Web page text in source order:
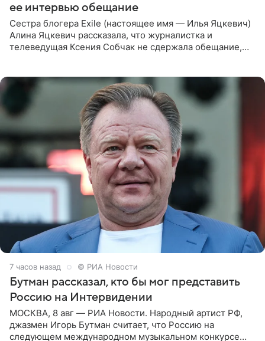
ее интервью обещание
Сестра блогера Exile (настоящее имя — Илья Яцкевич)
Алина Яцкевич рассказала, что журналистка и
телеведущая Ксения Собчак не сдержала обещание,
7 часов назад © РИА Новости
Бутман рассказал, кто бы мог представить
Россию на Интервидении
МОСКВА, 8 авг — РИА Новости. Народный артист РФ,
джазмен Игорь Бутман считает, что Россию на
следующем международном музыкальном конкурсе